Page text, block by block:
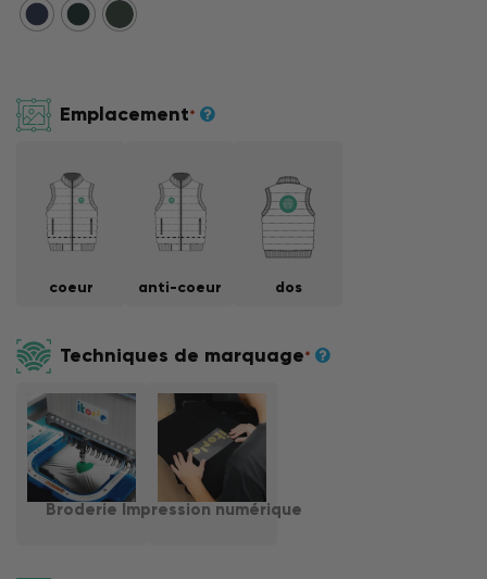
Emplacement*
coeur anti-coeur dos
Techniques de marquage*
Broderie Impression numérique